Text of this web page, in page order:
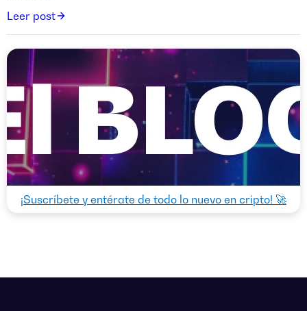
Leer post
¡Suscríbete y entérate de todo lo nuevo en cripto! 🚀